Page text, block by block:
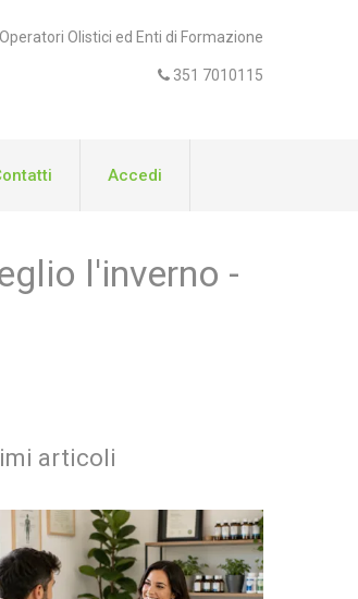
Olistici ed Enti di Formazione
351 7010115
Accedi
l'inverno -
articoli